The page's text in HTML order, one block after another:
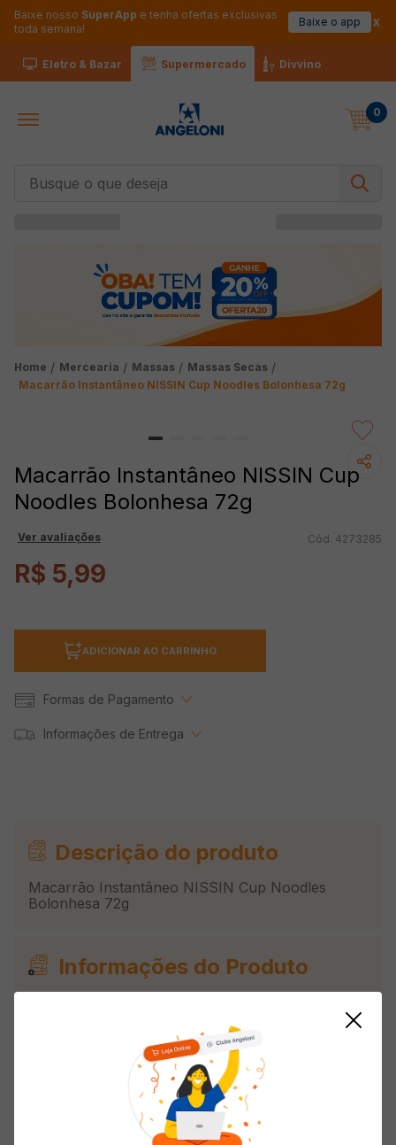
Baixe nosso SuperApp e tenha ofertas exclusivas
toda semana!
Baixe o app
Eletro & Bazar Supermercado Divvino
0
Mercearia Massas
Massas Secas
Macarrão Instantâneo NISSIN Cup Noodles Bolonhesa 72g
Macarrão Instantâneo NISSIN Cup
Noodles Bolonhesa 72g
Ver avaliações 4273285
R$ 5,99
ADICIONAR AO CARRINHO
Formas de Pagamento
Informações de Entrega
Descrição do produto
Macarrão Instantâneo NISSIN Cup Noodles
Bolonhesa 72g
Informações do Produto
Instantâneas
Instantâneo